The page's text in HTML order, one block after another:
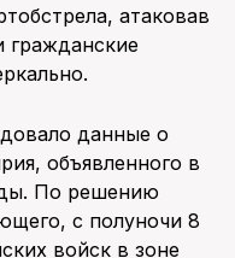
атаковав
гражданские
данные о
объявленного в
По решению
с полуночи 8
войск в зоне